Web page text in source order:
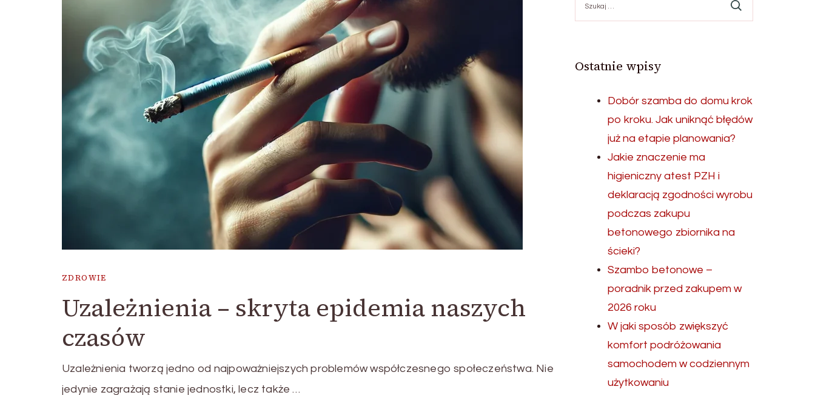
ZDROWIE
Uzależnienia – skryta epidemia naszych
czasów
Uzależnienia tworzą jedno od najpoważniejszych problemów współczesnego społeczeństwa. Nie
jedynie zagrażają stanie jednostki, lecz także …
Ostatnie wpisy
Dobór szamba do domu krok
po kroku. Jak uniknąć błędów
już na etapie planowania?
Jakie znaczenie ma
higieniczny atest PZH i
deklaracją zgodności wyrobu
podczas zakupu
betonowego zbiornika na
ścieki?
Szambo betonowe –
poradnik przed zakupem w
2026 roku
W jaki sposób zwiększyć
komfort podróżowania
samochodem w codziennym
użytkowaniu